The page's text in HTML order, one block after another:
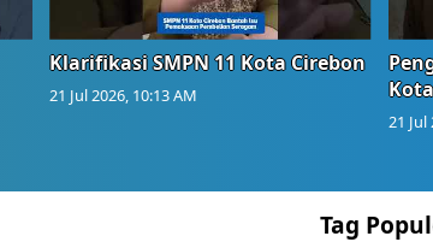
Klarifikasi SMPN 11 Kota Cirebon
21 Jul 2026, 10:13 AM
21 Jul
Tag